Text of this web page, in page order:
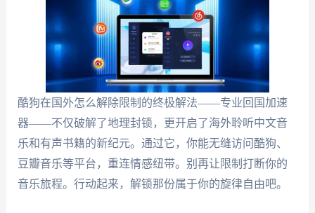
酷狗在国外怎么解除限制的终极解法——专业回国加速
器——不仅破解了地理封锁，更开启了海外聆听中文音
乐和有声书籍的新纪元。通过它，你能无缝访问酷狗、
豆瓣音乐等平台，重连情感纽带。别再让限制打断你的
音乐旅程。行动起来，解锁那份属于你的旋律自由吧。